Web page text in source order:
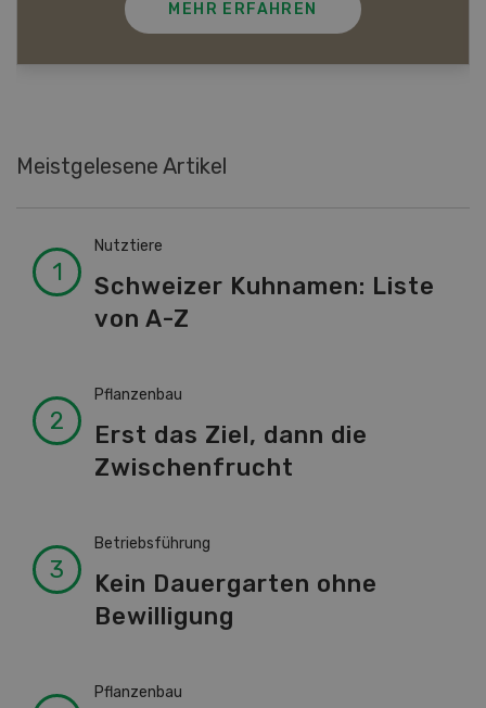
MEHR ERFAHREN
Meistgelesene Artikel
Nutztiere
Schweizer Kuhnamen: Liste
von A-Z
Pflanzenbau
Erst das Ziel, dann die
Zwischenfrucht
Betriebsführung
Kein Dauergarten ohne
Bewilligung
Pflanzenbau